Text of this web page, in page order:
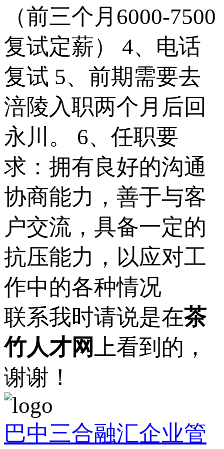
（前三个月6000-7500
复试定薪） 4、电话
复试 5、前期需要去
涪陵入职两个月后回
永川。 6、任职要
求：拥有良好的沟通
协商能力，善于与客
户交流，具备一定的
抗压能力，以应对工
作中的各种情况
联系我时请说是在茶
竹人才网
上看到的，
谢谢！
巴中三合融汇企业管